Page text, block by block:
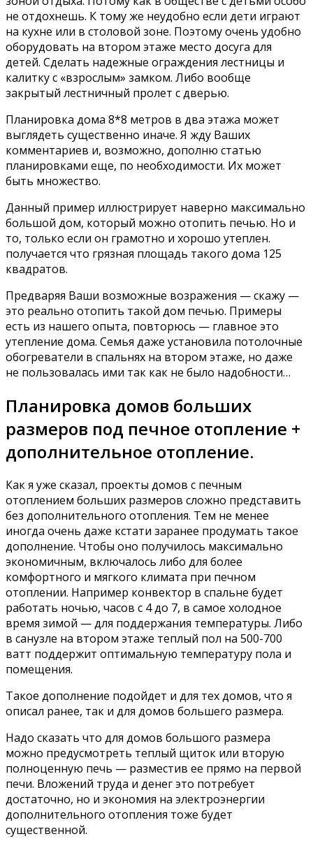
не отдохнешь. К тому же неудобно если дети играют
на кухне или в столовой зоне. Поэтому очень удобно
оборудовать на втором этаже место досуга для
детей. Сделать надежные ограждения лестницы и
калитку с «взрослым» замком. Либо вообще
закрытый лестничный пролет с дверью.
Планировка дома 8*8 метров в два этажа может
выглядеть существенно иначе. Я жду Ваших
комментариев и, возможно, дополню статью
планировками еще, по необходимости. Их может
быть множество.
Данный пример иллюстрирует наверно максимально
большой дом, который можно отопить печью. Но и
то, только если он грамотно и хорошо утеплен.
получается что грязная площадь такого дома 125
квадратов.
Предваряя Ваши возможные возражения — скажу —
это реально отопить такой дом печью. Примеры
есть из нашего опыта, повторюсь — главное это
утепление дома. Семья даже установила потолочные
обогреватели в спальнях на втором этаже, но даже
не пользовалась ими так как не было надобности…
Планировка домов больших
размеров под печное отопление +
дополнительное отопление.
Как я уже сказал, проекты домов с печным
отоплением больших размеров сложно представить
без дополнительного отопления. Тем не менее
иногда очень даже кстати заранее продумать такое
дополнение. Чтобы оно получилось максимально
экономичным, включалось либо для более
комфортного и мягкого климата при печном
отоплении. Например конвектор в спальне будет
работать ночью, часов с 4 до 7, в самое холодное
время зимой — для поддержания температуры. Либо
в санузле на втором этаже теплый пол на 500-700
ватт поддержит оптимальную температуру пола и
помещения.
Такое дополнение подойдет и для тех домов, что я
описал ранее, так и для домов большего размера.
Надо сказать что для домов большого размера
можно предусмотреть теплый щиток или вторую
полноценную печь — разместив ее прямо на первой
печи. Вложений труда и денег это потребует
достаточно, но и экономия на электроэнергии
дополнительного отопления тоже будет
существенной.